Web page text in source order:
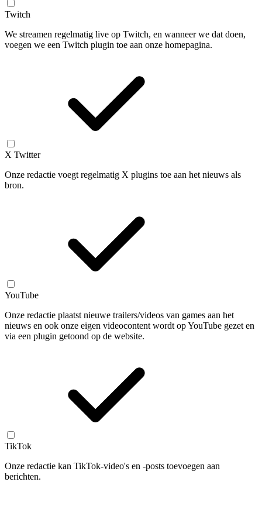
Twitch
We streamen regelmatig live op Twitch, en wanneer we dat doen,
voegen we een Twitch plugin toe aan onze homepagina.
X Twitter
Onze redactie voegt regelmatig X plugins toe aan het nieuws als
bron.
YouTube
Onze redactie plaatst nieuwe trailers/videos van games aan het
nieuws en ook onze eigen videocontent wordt op YouTube gezet en
via een plugin getoond op de website.
TikTok
Onze redactie kan TikTok-video's en -posts toevoegen aan
berichten.